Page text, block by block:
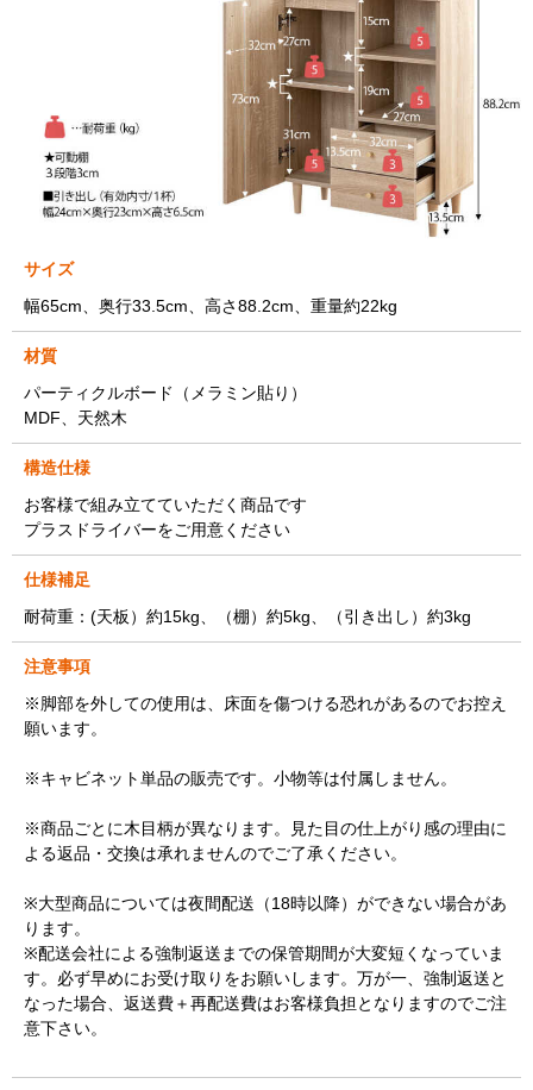
サイズ
幅65cm、奥行33.5cm、高さ88.2cm、重量約22kg
材質
パーティクルボード（メラミン貼り）
MDF、天然木
構造仕様
お客様で組み立てていただく商品です
プラスドライバーをご用意ください
仕様補足
耐荷重：(天板）約15kg、（棚）約5kg、（引き出し）約3kg
注意事項
※脚部を外しての使用は、床面を傷つける恐れがあるのでお控え
願います。
※キャビネット単品の販売です。小物等は付属しません。
※商品ごとに木目柄が異なります。見た目の仕上がり感の理由に
よる返品・交換は承れませんのでご了承ください。
※大型商品については夜間配送（18時以降）ができない場合があ
ります。
※配送会社による強制返送までの保管期間が大変短くなっていま
す。必ず早めにお受け取りをお願いします。万が一、強制返送と
なった場合、返送費＋再配送費はお客様負担となりますのでご注
意下さい。